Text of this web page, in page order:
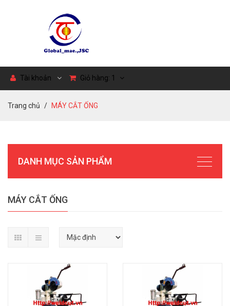
Tài khoản Giỏ hàng: 1
Trang chủ MÁY CẮT ỐNG
DANH MỤC SẢN PHẨM
MÁY CẮT ỐNG